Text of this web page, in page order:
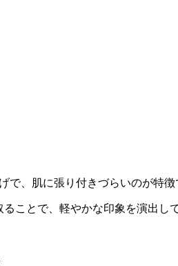
で、肌に張り付きづらいのが特徴
ことで、軽やかな印象を演出し